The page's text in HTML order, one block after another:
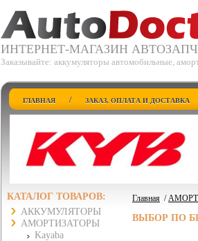
ИНТЕРНЕТ-МАГАЗИН
Заказывайте: аккумуляторы автомобильные,
ГЛАВНАЯ / ЗАКАЗ, ОПЛАТА И ДОСТАВКА
КАТАЛОГ ТОВАРОВ:
АККУМУЛЯТОРЫ
АМОРТИЗАТОРЫ
Kayaba
Главная /
ВЫБОР ПО